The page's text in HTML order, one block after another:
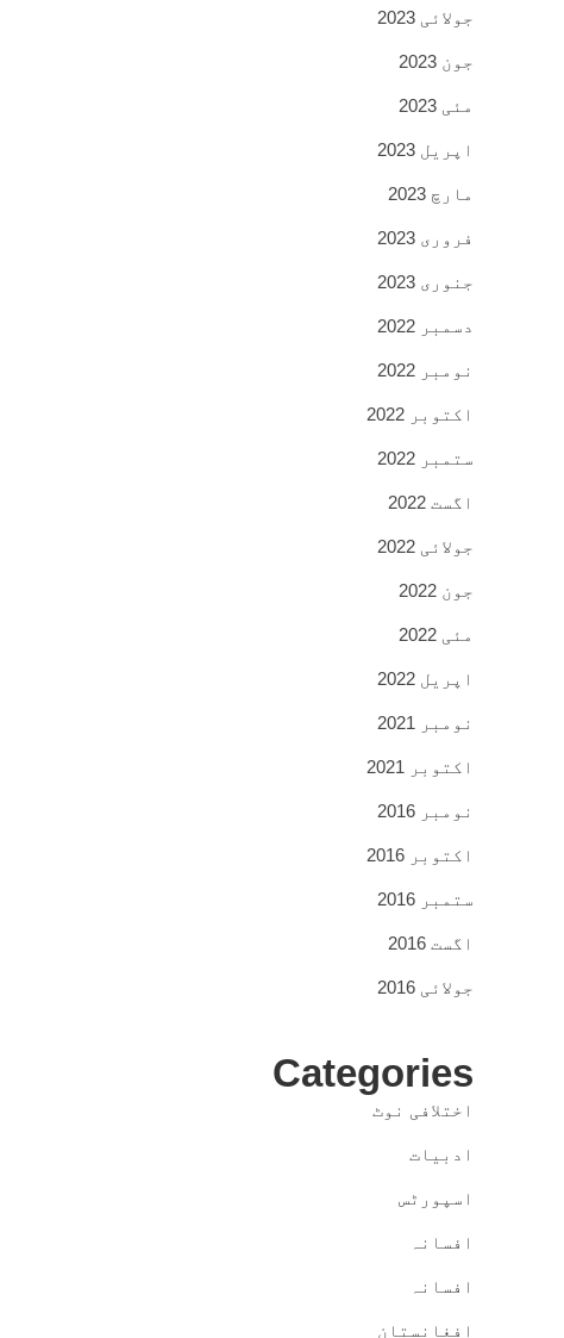
جولائی 2023
جون 2023
مئی 2023
اپریل 2023
مارچ 2023
فروری 2023
جنوری 2023
دسمبر 2022
نومبر 2022
اکتوبر 2022
ستمبر 2022
اگست 2022
جولائی 2022
جون 2022
مئی 2022
اپریل 2022
نومبر 2021
اکتوبر 2021
نومبر 2016
اکتوبر 2016
ستمبر 2016
اگست 2016
جولائی 2016
Categories
اختلافی نوٹ
ادبیات
اسپورٹس
افسانہ
افسانہ
افغانستان